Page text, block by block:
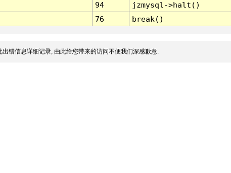
94
jzmysql->halt()
76 break()
错信息详细记录, 由此给您带来的访问不便我们深感歉意.